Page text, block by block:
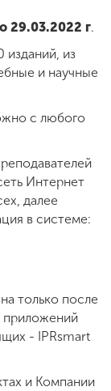
29.03.2022 г.
из
и научные
с любого
Интернет
далее
в системе:
только после
приложений
- IPRsmart
и Компании